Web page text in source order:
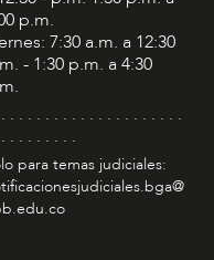
p.m.
7:30 a.m. a 12:30
- 1:30 p.m. a 4:30
. . . . . . . . . . . . . . . . . . . .
. . . . . . . .
para temas judiciales: